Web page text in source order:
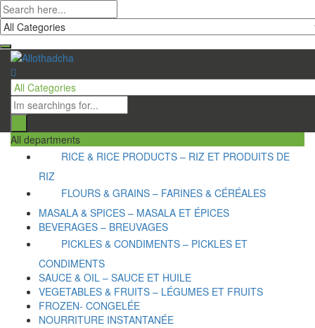
All departments
RICE & RICE PRODUCTS – RIZ ET PRODUITS DE
RIZ
FLOURS & GRAINS – FARINES & CÉRÉALES
MASALA & SPICES – MASALA ET ÉPICES
BEVERAGES – BREUVAGES
PICKLES & CONDIMENTS – PICKLES ET
CONDIMENTS
SAUCE & OIL – SAUCE ET HUILE
VEGETABLES & FRUITS – LÉGUMES ET FRUITS
FROZEN- CONGELÉE
NOURRITURE INSTANTANÉE